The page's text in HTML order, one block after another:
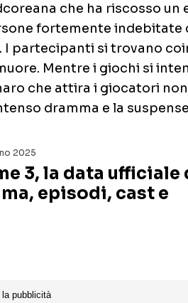
che ha riscosso
fortemente
I partecipanti si trovano
Mentre i giochi si
che attira i giocatori
dramma e la
2025
3, la data ufficiale
episodi, cast e